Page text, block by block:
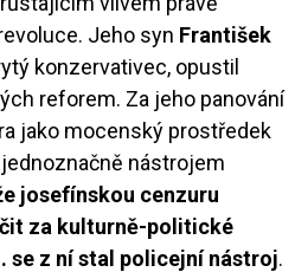
Jeho syn František
konzervativec, opustil
reforem. Za jeho panování
jako mocenský prostředek
nástrojem
josefínskou cenzuru
za kulturně-politické
se z ní stal policejní nástroj.